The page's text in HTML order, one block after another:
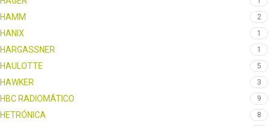
HAMM 2
HANIX 1
HARGASSNER 1
HAULOTTE 5
HAWKER 3
HBC RADIOMÁTICO 9
HETRÓNICA 8